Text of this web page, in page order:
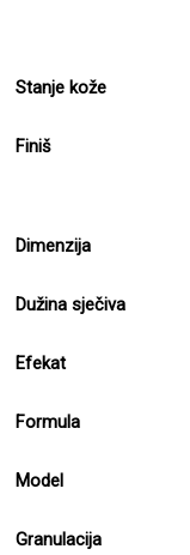
Stanje kože
Finiš
Dimenzija
Dužina sječiva
Efekat
Formula
Model
Granulacija